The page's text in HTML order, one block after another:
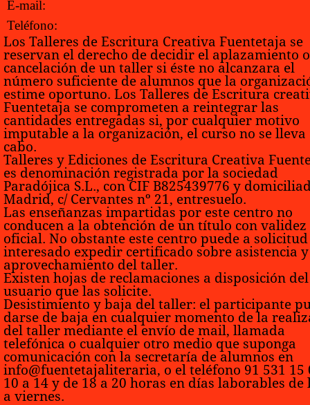
E-mail:
Teléfono:
Los Talleres de Escritura Creativa Fuentetaja se
reservan el derecho de decidir el aplazamiento o
cancelación de un taller si éste no alcanzara el
número suficiente de alumnos que la
estime oportuno. Los Talleres de Escritura
Fuentetaja se comprometen a reintegrar las
cantidades entregadas si, por cualquier motivo
imputable a la organización, el curso no se lleva
cabo.
Talleres y Ediciones de Escritura Creativa
es denominación registrada por la sociedad
Paradójica S.L., con CIF B825439776 y
Madrid, c/ Cervantes nº 21, entresuelo.
Las enseñanzas impartidas por este centro no
conducen a la obtención de un título con validez
oficial. No obstante este centro puede a
interesado expedir certificado sobre asistencia y
aprovechamiento del taller.
Existen hojas de reclamaciones a disposición del
usuario que las solicite.
Desistimiento y baja del taller: el participante
darse de baja en cualquier momento de la
del taller mediante el envío de mail, llamada
telefónica o cualquier otro medio que suponga
comunicación con la secretaría de alumnos en
info@fuentetajaliteraria, o el teléfono 91 531 15
10 a 14 y de 18 a 20 horas en días laborables de
a viernes.